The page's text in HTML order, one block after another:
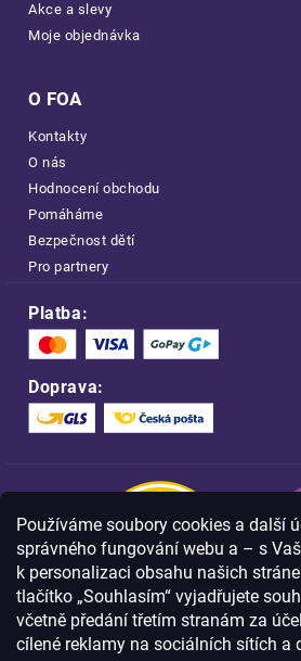
Používáme soubory cookies a další
správného fungování webu a – s
k personalizaci obsahu našich
tlačítko „Souhlasím“ vyjadřujete
včetně předání třetím stranám za
cílené reklamy na sociálních sítích a
Akce a slevy
Moje objednávka
O FOA
Kontakty
O nás
Hodnocení obchodu
Pomáháme
Bezpečnost dětí
Pro partnery
Platba:
Doprava:
Nakupujte na FOA
Díky HTTPS